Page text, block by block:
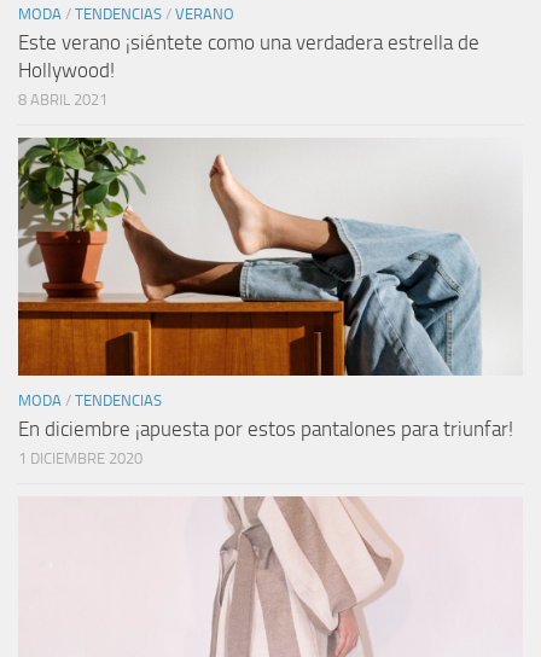
MODA / TENDENCIAS / VERANO
Este verano ¡siéntete como una verdadera estrella de
Hollywood!
8 ABRIL 2021
MODA / TENDENCIAS
En diciembre ¡apuesta por estos pantalones para triunfar!
1 DICIEMBRE 2020